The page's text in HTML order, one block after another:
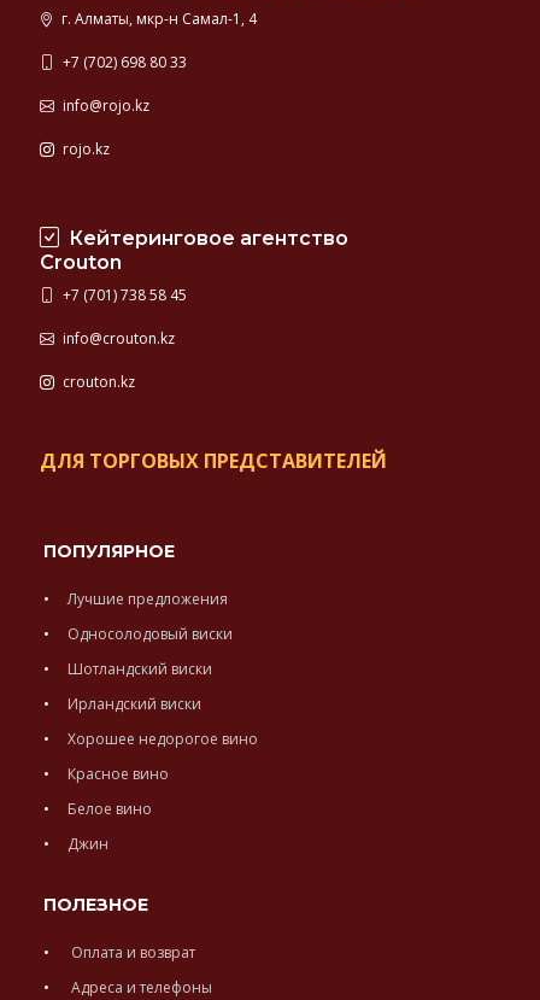
г. Алматы, мкр-н Самал-1, 4
+7 (702) 698 80 33
info@rojo.kz
rojo.kz
Кейтеринговое агентство
Crouton
+7 (701) 738 58 45
info@crouton.kz
crouton.kz
ДЛЯ ТОРГОВЫХ ПРЕДСТАВИТЕЛЕЙ
ПОПУЛЯРНОЕ
Лучшие предложения
Односолодовый виски
Шотландский виски
Ирландский виски
Хорошее недорогое вино
Красное вино
Белое вино
Джин
ПОЛЕЗНОЕ
Оплата и возврат
Адреса и телефоны